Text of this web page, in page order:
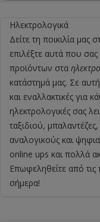
Ηλεκτρολογικά
Δείτε τη ποικιλία μας
επιλέξτε αυτά που σας
προϊόντων στα
κατάστημά μας. Σε
και εναλλακτικές για
ηλεκτρολογικές σας
ταξιδιού,
αναλογικούς και
online ups και πολλά
Επωφεληθείτε από τις
σήμερα!